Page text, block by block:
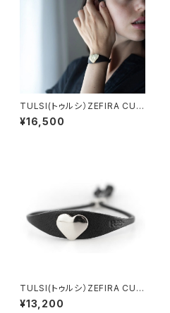
TULSI(トゥルシ）ZEFIRA CUO
RE MIO LUX OB ホワイトゴ
ールド
¥16,500
TULSI(トゥルシ）ZEFIRA CUO
RE MIO OB ホワイトゴールド
¥13,200